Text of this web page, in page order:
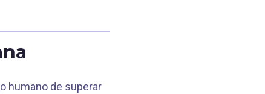
humano de superar